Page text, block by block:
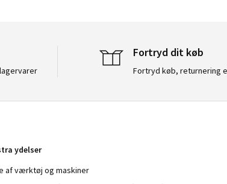
Fortryd dit køb
Fortryd køb, returnering
ydelser
af værktøj og maskiner